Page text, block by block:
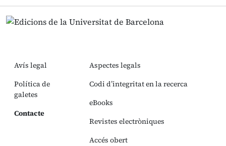
Avís legal
Política de
galetes
Contacte
Aspectes legals
Codi d’integritat en la recerca
eBooks
Revistes electròniques
Accés obert